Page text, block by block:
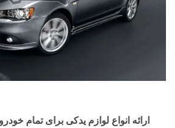
ارائه انواع لوازم یدکی برای تمام